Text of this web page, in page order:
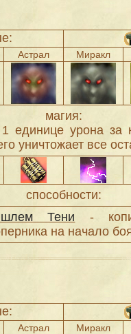
Астрал Миракл
магия:
единице урона
уничтожает все
способности:
шлем Тени -
на начало
Астрал Миракл